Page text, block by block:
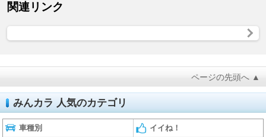
関連リンク
ページの先頭へ ▲
みんカラ 人気のカテゴリ
車種別 イイね！